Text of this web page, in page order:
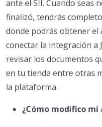
ante el SII. Cuando seas
finalizó, tendrás
donde podrás obtener el
conectar la integración a
revisar los documentos
en tu tienda entre otras
la plataforma.
¿Cómo modifico